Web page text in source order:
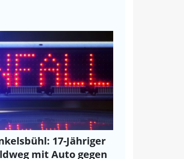
17-Jähriger
mit Auto gegen